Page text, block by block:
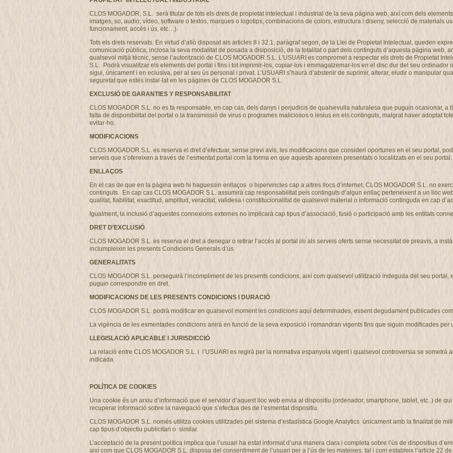
CLOS MOGADOR, S.L. serà titular de tots els drets de propietat intelectual i industrial de la seva página web, així com dels
imatges, so, audio, vídeo, software o textos, marques o logotips, combinacions de colors, estructura i diseny, selecció de materials
funcionament, accés i ús, etc…).
Tots els drets reservats. En virtud d’allò disposat als articles 8 i 32.1, paràgraf segon, de la Llei de Propietat Intelectual, queden
comunicació pública, inclosa la seva modalitat de posada a disiposició, de la totalitat o part dels continguts d’aquesta página web,
qualsevol mitjà técnic, sense l’autorització de CLOS MOGADOR S.L. L’USUARI es compromet a respectar els drets de Propietat
S.L. Podrà visualitzar els elements del portal i fins i tot imprimir-los, copiar-los i emmagatzemar-los en el disc dur del seu ordinador
sigui, únicament i en eclusiva, per al seu ús personal i privat. L’USUARI s’haurà d’abstenir de suprimir, alterar, eludir o manipular
seguretat que estés instal·lat en les pàgines de CLOS MOGADOR S.L.
EXCLUSIÓ DE GARANTIES Y RESPONSABILITAT
CLOS MOGADOR S.L. no es fa responsable, en cap cas, dels danys i perjudicis de qualsevulla naturalesa que puguin ocasionar, a
falta de disponibilitat del portal o la transmissió de virus o programes maliciosos o lesius en els continguts, malgrat haver adoptat
evitar-ho.
MODIFICACIONS
CLOS MOGADOR S.L. es reserva el dret d’efectuar, sense previ avís, les modificacions que consideri oportunes en el seu portal,
serveis que s’ofereixen a través de l’esmentat portal com la forma en que aquests apareixen presentats o localitzats en el seu portal.
ENLLAÇOS
En el cas de que en la pàgina web hi haguessin enllaços o hipervincles cap a altres llocs d’internet, CLOS MOGADOR S.L. no
continguts. En cap cas CLOS MOGADOR S.L. assumirà cap responsabilitat pels continguts d’algun enllaç perteneixent a un lloc
qualitat, fiabilitat, exactitud, amplitud, veracitat, validesa i constitucionalitat de qualsevol material o informació continguda en cap
Igualment, la inclusió d’aquestes connexions externes no implicarà cap tipus d’associació, fusió o participació amb les entitats
DRET D’EXCLUSIÓ
CLOS MOGADOR S.L. es reserva el dret a denegar o retirar l’accés al portal i/o als serveis oferts sense necessitat de preavís, a
inclumpleixin les presents Condicions Generals d’ús.
GENERALITATS
CLOS MOGADOR S.L. perseguirà l’incompliment de les presents condicions, així com qualsevol utilització indeguda del seu
puguin correspondre en dret.
MODIFICACIONS DE LES PRESENTS CONDICIONS I DURACIÓ
CLOS MOGADOR S.L. podrà modificar en qualsevol moment les condicions aquí determinades, essent degudament publicades
La vigència de les esmentades condicions anirà en funció de la seva exposició i romandran vigents fins que siguin modificades
LLEGISLACIÓ APLICABLE I JURISDICCIÓ
La relació entre CLOS MOGADOR S.L. i l’USUARI es regirà per la normativa espanyola vigent i qualsevol controversia se sometrà
indicada.
POLÍTICA DE COOKIES
Una cookie és un arxiu d’informació que el servidor d’aquest lloc web envia al dispositiu (ordenador, smartphone, tablet, etc..) de
recuperar informació sobre la navegació que s’efectua des de l’esmentat dispositiu.
CLOS MOGADOR S.L. només utilitza cookies utilitzades pel sistema d’estadística Google Analytics únicament amb la finalitat de
cap tipus d’objectiu publicitari o similar.
L’acceptació de la present política implica que l’usuari ha estat informat d’una manera clara i completa sobre l’ús de dispositius
així com que CLOS MOGADOR S.L. disposa del consentiment de l’usuari per a l’ús de les mateixes, tal i com estableix l’article 22